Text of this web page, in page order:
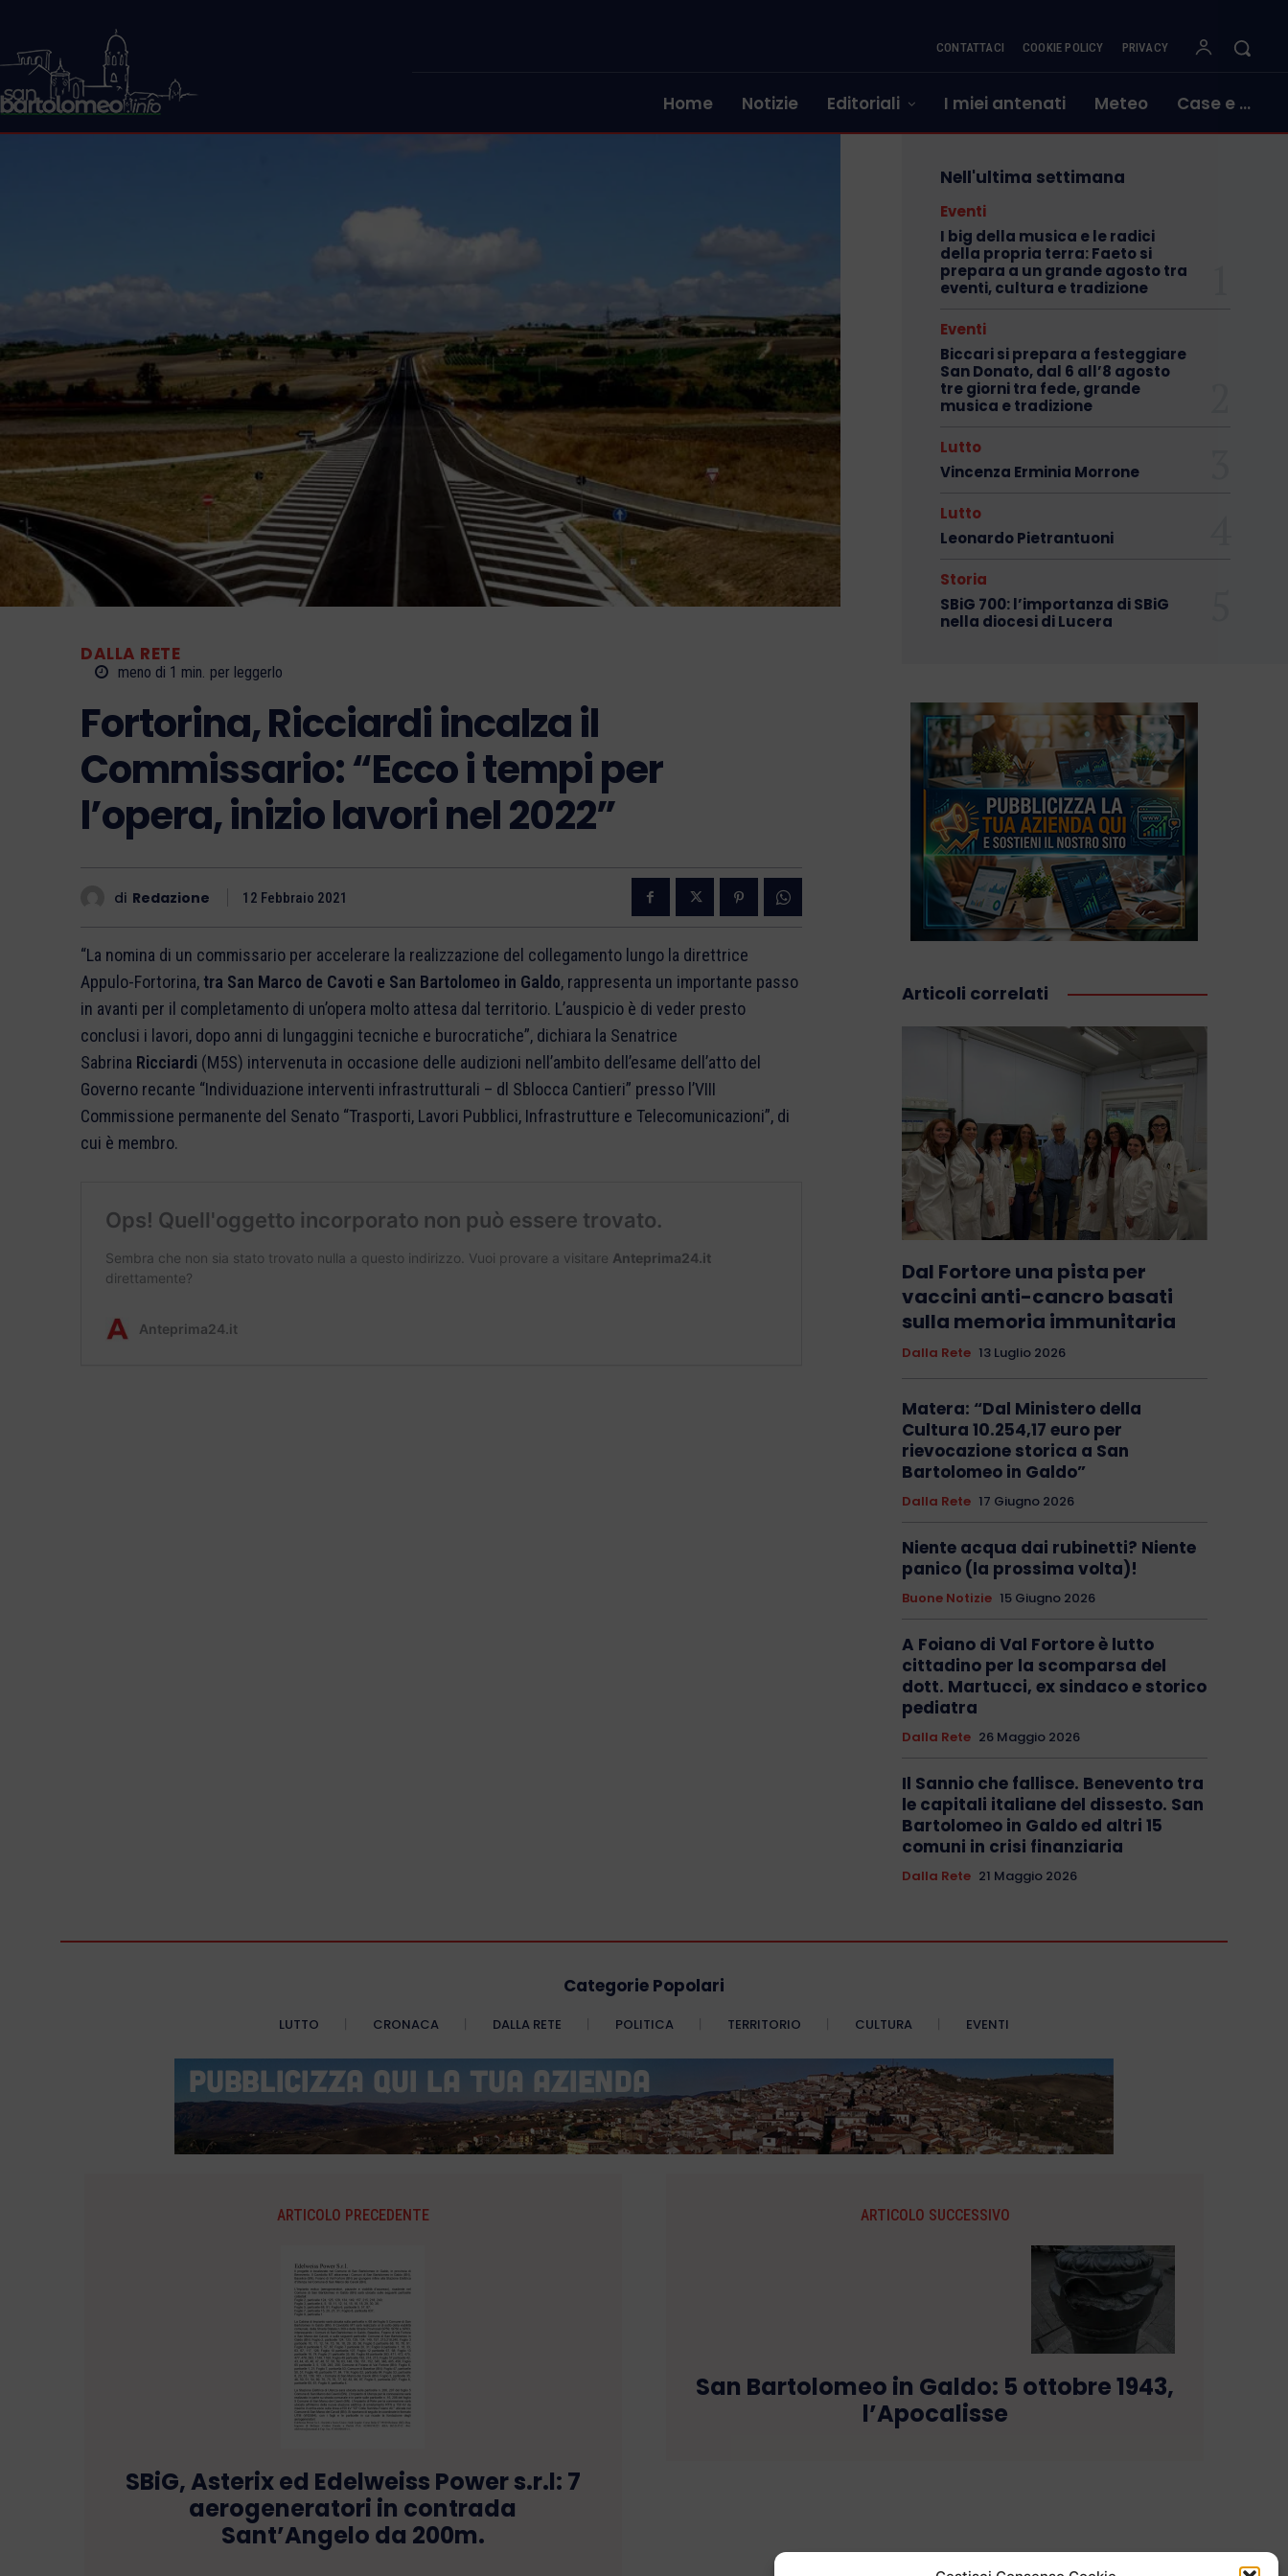
CONTATTACI COOKIE POLICY PRIVACY
Home Notizie Editoriali I miei antenati Meteo Case e …
DALLA RETE
meno di 1 min. per leggerlo
Fortorina, Ricciardi incalza il
Commissario: “Ecco i tempi per
l’opera, inizio lavori nel 2022”
di Redazione 12 Febbraio 2021
“La nomina di un commissario per accelerare la realizzazione del collegamento lungo la direttrice
Appulo-Fortorina, tra San Marco de Cavoti e San Bartolomeo in Galdo, rappresenta un importante passo
in avanti per il completamento di un’opera molto attesa dal territorio. L’auspicio è di veder presto
conclusi i lavori, dopo anni di lungaggini tecniche e burocratiche”, dichiara la Senatrice
Sabrina Ricciardi (M5S) intervenuta in occasione delle audizioni nell’ambito dell’esame dell’atto del
Governo recante “Individuazione interventi infrastrutturali – dl Sblocca Cantieri” presso l’VIII
Commissione permanente del Senato “Trasporti, Lavori Pubblici, Infrastrutture e Telecomunicazioni”, di
cui è membro.
Nell'ultima settimana
Eventi
I big della musica e le radici
della propria terra: Faeto si
prepara a un grande agosto tra
eventi, cultura e tradizione
Eventi
Biccari si prepara a festeggiare
San Donato, dal 6 all’8 agosto
tre giorni tra fede, grande
musica e tradizione
Lutto
Vincenza Erminia Morrone
Lutto
Leonardo Pietrantuoni
Storia
SBiG 700: l’importanza di SBiG
nella diocesi di Lucera
Articoli correlati
Dal Fortore una pista per
vaccini anti-cancro basati
sulla memoria immunitaria
Dalla Rete 13 Luglio 2026
Matera: “Dal Ministero della
Cultura 10.254,17 euro per
rievocazione storica a San
Bartolomeo in Galdo”
Dalla Rete 17 Giugno 2026
Niente acqua dai rubinetti? Niente
panico (la prossima volta)!
Buone Notizie 15 Giugno 2026
A Foiano di Val Fortore è lutto
cittadino per la scomparsa del
dott. Martucci, ex sindaco e storico
pediatra
Dalla Rete 26 Maggio 2026
Il Sannio che fallisce. Benevento tra
le capitali italiane del dissesto. San
Bartolomeo in Galdo ed altri 15
comuni in crisi finanziaria
Dalla Rete 21 Maggio 2026
Categorie Popolari
LUTTO CRONACA DALLA RETE POLITICA TERRITORIO CULTURA EVENTI
ARTICOLO PRECEDENTE
SBiG, Asterix ed Edelweiss Power s.r.l: 7
aerogeneratori in contrada
Sant’Angelo da 200m.
ARTICOLO SUCCESSIVO
San Bartolomeo in Galdo: 5 ottobre 1943,
l’Apocalisse